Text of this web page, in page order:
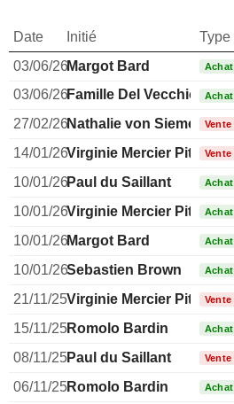
Date Initié Type
03/06/26Margot Bard Achat
03/06/26Famille Del Vecchio Achat
27/02/26Nathalie von SiemensVente
14/01/26Virginie Mercier PitreVente
10/01/26Paul du Saillant Achat
10/01/26Virginie Mercier PitreAchat
10/01/26Margot Bard Achat
10/01/26Sebastien Brown Achat
21/11/25Virginie Mercier PitreVente
15/11/25Romolo Bardin Achat
08/11/25Paul du Saillant Vente
06/11/25Romolo Bardin Achat